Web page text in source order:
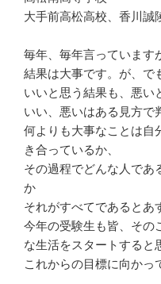
大手前高松高校、香川誠
毎年、毎年言っています
結果は大事です。が、で
いいと思う結果も、悪い
いい、悪いはある見方で
何よりも大事なことは自
き合っているか、
その過程でどんな人であ
か
それがすべてであるとあ
今年の受験生も皆、その
な生活をスタートすると
これからの目標に向かっ